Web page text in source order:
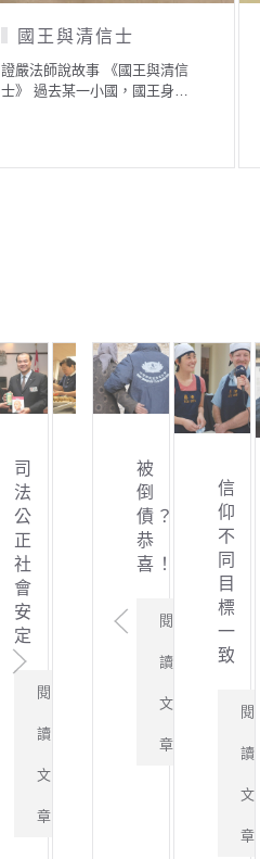
美醜在於心
證嚴法師說故事 《美醜在於心》
以前有一位很有名的大畫家，他…
司
法
公
正
社
會
安
定
閱
讀
文
章
被
倒
債？
恭
喜！
閱
讀
文
章
信
仰
不
同
目
標
一
致
閱
讀
文
章